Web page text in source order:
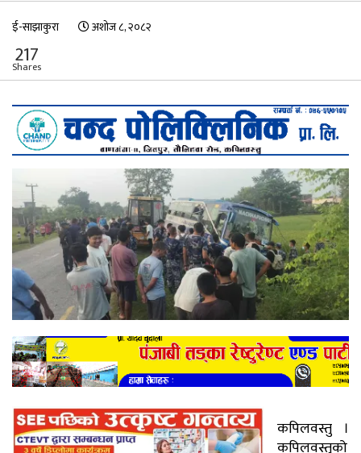
ई-साझाकुरा अशोज ८, २०८२
217
Shares
कपिलवस्तु ।